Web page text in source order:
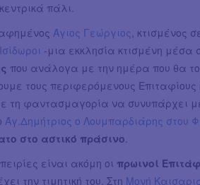
πάλι.
Άγιος Γεώργιος, κτισμένος
-μια εκκλησία κτισμένη
που ανάλογα με την ημέρα που θα
τους περιφερόμενους
τη φαντασμαγορία να συνυπάρχει
Άγ.Δημήτριος ο Λουμπαρδιάρης στου
στο αστικό πράσινο.
είναι ακόμη οι πρωινοί
την τιμητική του. Στη Μονή